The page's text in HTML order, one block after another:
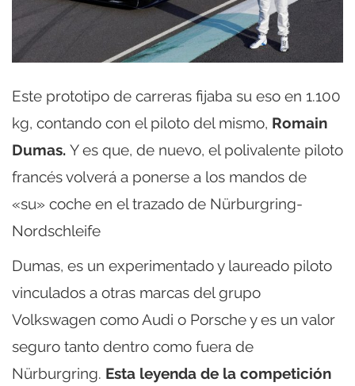
Este prototipo de carreras fijaba su eso en 1.100
kg, contando con el piloto del mismo, Romain
Dumas. Y es que, de nuevo, el polivalente piloto
francés volverá a ponerse a los mandos de
«su» coche en el trazado de Nürburgring-
Nordschleife
Dumas, es un experimentado y laureado piloto
vinculados a otras marcas del grupo
Volkswagen como Audi o Porsche y es un valor
seguro tanto dentro como fuera de
Nürburgring. Esta leyenda de la competición